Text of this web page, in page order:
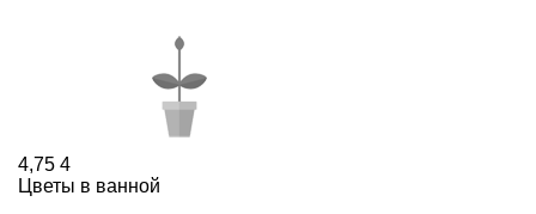
4,75 4
Цветы в ванной